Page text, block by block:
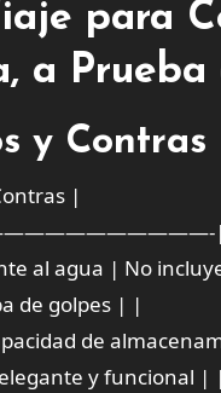
para
a Prueba
y Contras
|
al agua | No
de golpes | |
de
y funcional | |